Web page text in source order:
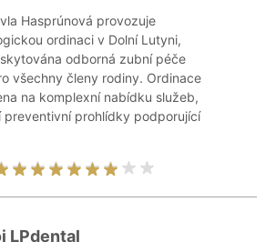
Hasprúnová provozuje
ordinaci v Dolní Lutyni,
odborná zubní péče
všechny členy rodiny. Ordinace
na komplexní nabídku služeb,
preventivní prohlídky podporující
LPdental